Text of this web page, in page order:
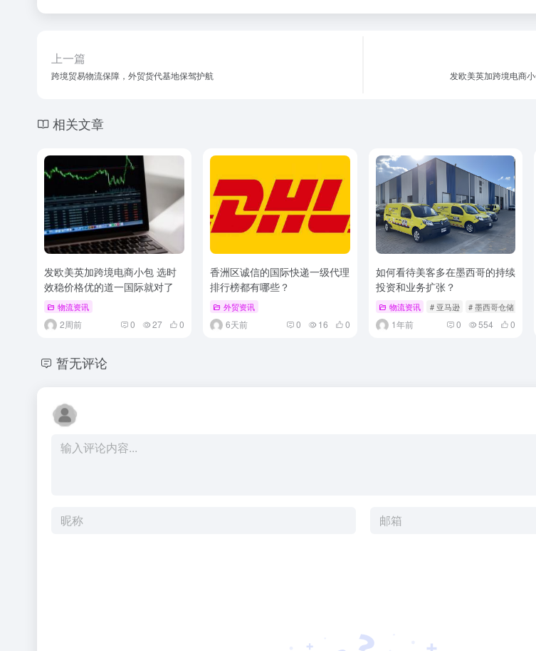
上一篇
跨境贸易物流保障，外贸货代基地保驾护航 发欧美英加跨境电商
相关文章
发欧美英加跨境电商小包 选时
效稳价格优的道一国际就对了
物流资讯
2周前 0 27 0
香洲区诚信的国际快递一级代理
排行榜都有哪些？
外贸资讯
6天前 0 16 0
如何看待美客多在墨西哥的持续
投资和业务扩张？
物流资讯 # 亚马逊 # 墨西哥仓储 #
1年前 0 554 0
暂无评论